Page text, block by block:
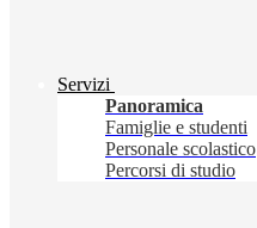
Servizi
Panoramica
Famiglie e studenti
Personale scolastico
Percorsi di studio